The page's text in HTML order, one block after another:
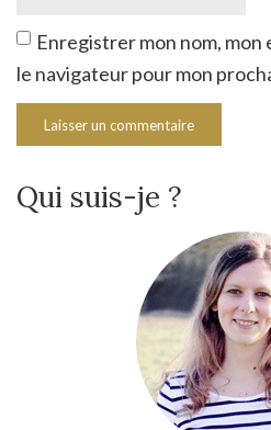
Enregistrer mon nom, mon
le navigateur pour mon
Qui suis-je ?